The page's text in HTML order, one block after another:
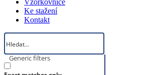
Vzorkovnice
Ke stažení
Kontakt
Generic filters